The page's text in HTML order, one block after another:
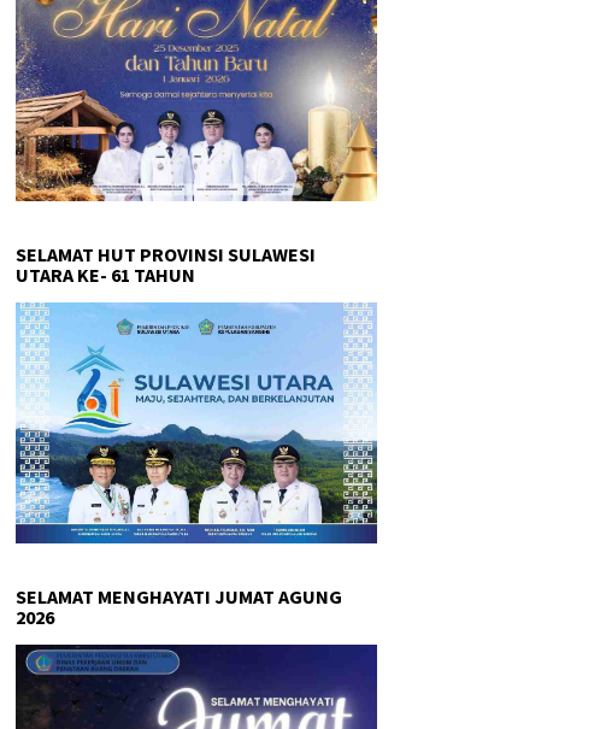
SELAMAT HUT PROVINSI SULAWESI
UTARA KE- 61 TAHUN
SELAMAT MENGHAYATI JUMAT AGUNG
2026